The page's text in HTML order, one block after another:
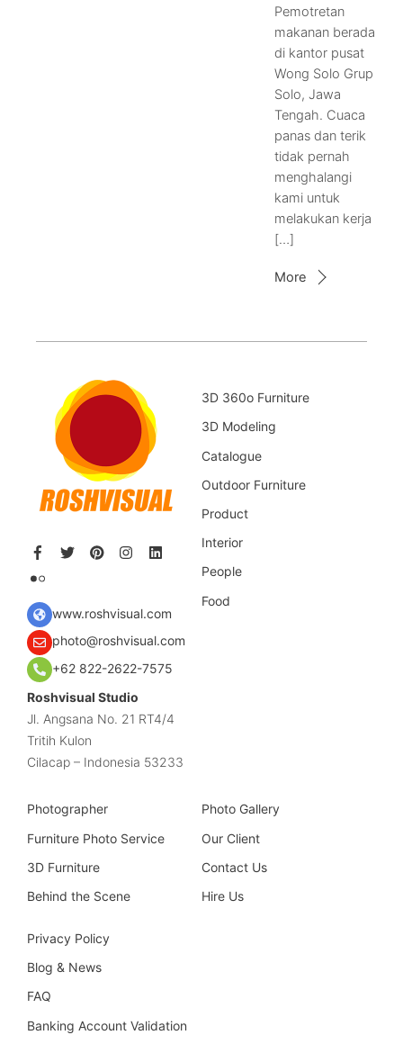
Pemotretan
makanan berada
di kantor pusat
Wong Solo Grup
Solo, Jawa
Tengah. Cuaca
panas dan terik
tidak pernah
menghalangi
kami untuk
melakukan kerja
[…]
More
www.roshvisual.com
photo@roshvisual.com
+62 822-2622-7575
Roshvisual Studio
Jl. Angsana No. 21 RT4/4
Tritih Kulon
Cilacap – Indonesia 53233
3D 360o Furniture
3D Modeling
Catalogue
Outdoor Furniture
Product
Interior
People
Food
Photographer
Furniture Photo Service
3D Furniture
Behind the Scene
Photo Gallery
Our Client
Contact Us
Hire Us
Privacy Policy
Blog & News
FAQ
Banking Account Validation